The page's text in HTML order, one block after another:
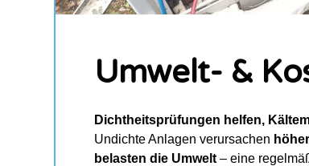
Umwelt- &
Dichtheitsprüfungen helfen,
Undichte Anlagen verursachen
belasten die Umwelt – eine